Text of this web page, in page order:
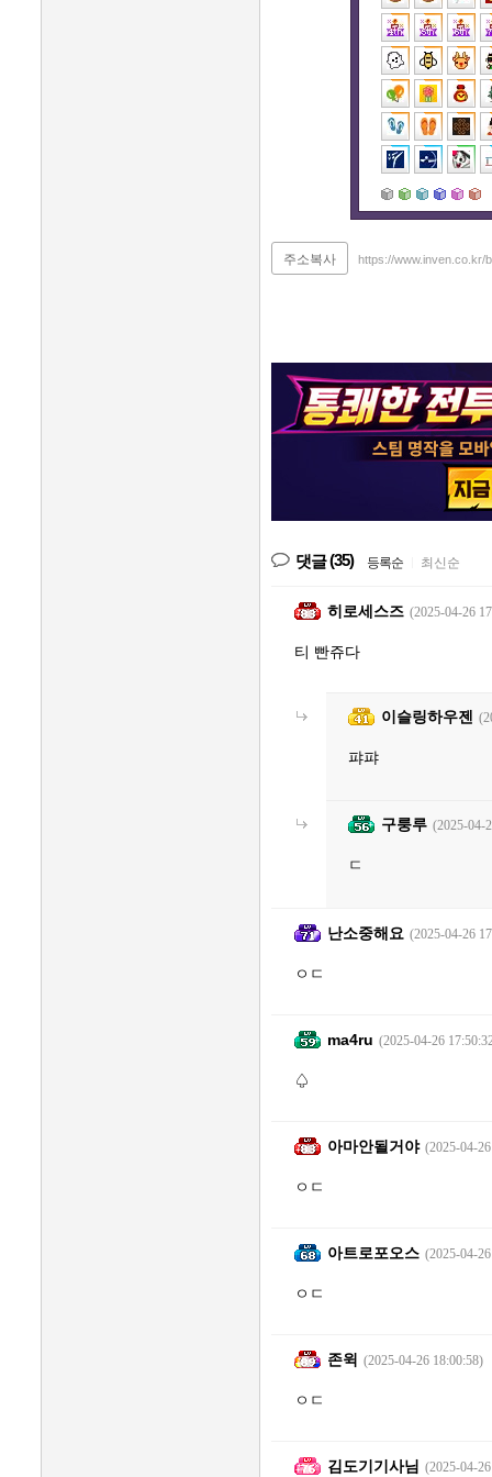
주소복사 https://www.inven.co.kr/
댓글(35) 등록순 최신순
히로세스즈 (2025-04-26
티 빤쥬다
이슬링하우젠
퍄퍄
구룽루 (2025-04-
ㄷ
난소중해요 (2025-04-26
ㅇㄷ
ma4ru (2025-04-26
♤
아마안될거야 (2025-04-
ㅇㄷ
아트로포오스 (2025-04-
ㅇㄷ
존윅 (2025-04-26 18:00:58)
ㅇㄷ
김도기기사님 (2025-04-